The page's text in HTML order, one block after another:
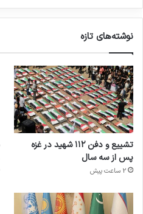
نوشته‌های تازه
تشییع و دفن ۱۱۲ شهید در غزه
پس از سه سال
2 ساعت پیش